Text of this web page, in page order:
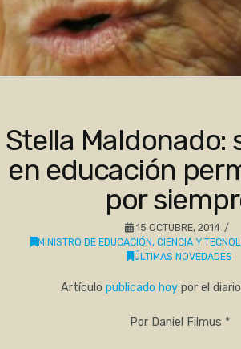
Stella Maldonado:
en educación
por
15 OCTUBRE, 2014
MINISTRO DE EDUCACIÓN, CIENCIA Y
ÚLTIMAS NOVEDADES
Artículo publicado hoy por el
Por Daniel Filmus *